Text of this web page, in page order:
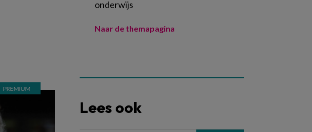
onderwijs
Naar de themapagina
Lees ook